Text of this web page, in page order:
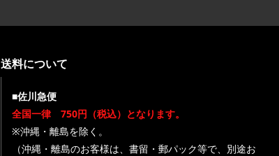
送料について
■佐川急便
全国一律 750円（税込）となります。
※沖縄・離島を除く。
（沖縄・離島のお客様は、書留・郵パック等で、別途お